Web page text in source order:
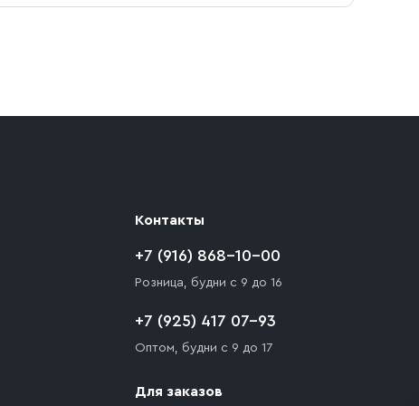
разгрузки товара и не нарушает правила
Контакты
+7 (916) 868-10-00
Розница, будни с 9 до 16
+7 (925) 417 07-93
Оптом, будни с 9 до 17
Для заказов